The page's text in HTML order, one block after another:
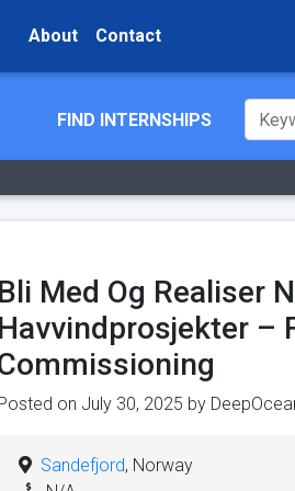
About Contact
FIND INTERNSHIPS
Bli Med Og Realiser
Havvindprosjekter –
Posted on July 30, 2025 by
Sandefjord, Norway